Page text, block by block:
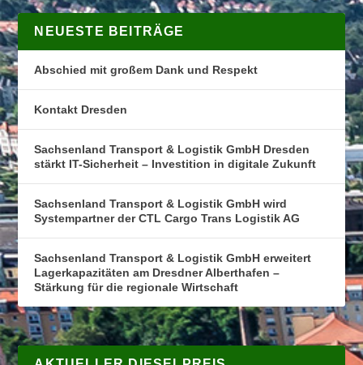
NEUESTE BEITRÄGE
Abschied mit großem Dank und Respekt
Kontakt Dresden
Sachsenland Transport & Logistik GmbH Dresden
stärkt IT-Sicherheit – Investition in digitale Zukunft
Sachsenland Transport & Logistik GmbH wird
Systempartner der CTL Cargo Trans Logistik AG
Sachsenland Transport & Logistik GmbH erweitert
Lagerkapazitäten am Dresdner Alberthafen –
Stärkung für die regionale Wirtschaft